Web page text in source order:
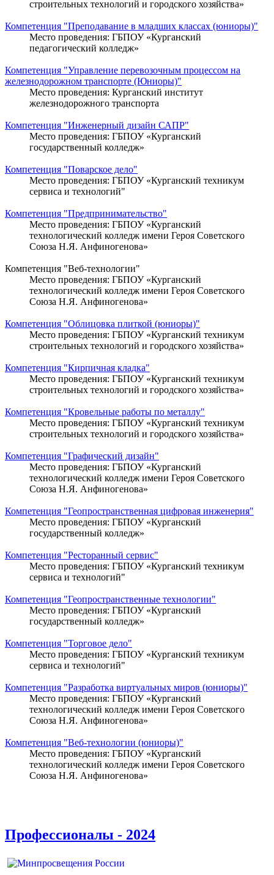
строительных технологий и городского хозяйства»
Компетенция "Преподавание в младших классах (юниоры)"
Место проведения: ГБПОУ «Курганский
педагогический колледж»
Компетенция "Управление перевозочным процессом на
железнодорожном транспорте (Юниоры)"
Место проведения: Курганский институт
железнодорожного транспорта
Компетенция "Инженерный дизайн САПР"
Место проведения: ГБПОУ «Курганский
государственный колледж»
Компетенция "Поварское дело"
Место проведения: ГБПОУ «Курганский техникум
сервиса и технологий"
Компетенция "Предпринимательство"
Место проведения: ГБПОУ «Курганский
технологический колледж имени Героя Советского
Союза Н.Я. Анфиногенова»
Компетенция "Веб-технологии"
Место проведения: ГБПОУ «Курганский
технологический колледж имени Героя Советского
Союза Н.Я. Анфиногенова»
Компетенция "Облицовка плиткой (юниоры)"
Место проведения: ГБПОУ «Курганский техникум
строительных технологий и городского хозяйства»
Компетенция "Кирпичная кладка"
Место проведения: ГБПОУ «Курганский техникум
строительных технологий и городского хозяйства»
Компетенция "Кровельные работы по металлу"
Место проведения: ГБПОУ «Курганский техникум
строительных технологий и городского хозяйства»
Компетенция "Графический дизайн"
Место проведения: ГБПОУ «Курганский
технологический колледж имени Героя Советского
Союза Н.Я. Анфиногенова»
Компетенция "Геопространственная цифровая инженерия"
Место проведения: ГБПОУ «Курганский
государственный колледж»
Компетенция "Ресторанный сервис"
Место проведения: ГБПОУ «Курганский техникум
сервиса и технологий"
Компетенция "Геопространственные технологии"
Место проведения: ГБПОУ «Курганский
государственный колледж»
Компетенция "Торговое дело"
Место проведения: ГБПОУ «Курганский техникум
сервиса и технологий"
Компетенция "Разработка виртуальных миров (юниоры)"
Место проведения: ГБПОУ «Курганский
технологический колледж имени Героя Советского
Союза Н.Я. Анфиногенова»
Компетенция "Веб-технологии (юниоры)"
Место проведения: ГБПОУ «Курганский
технологический колледж имени Героя Советского
Союза Н.Я. Анфиногенова»
Профессионалы - 2024